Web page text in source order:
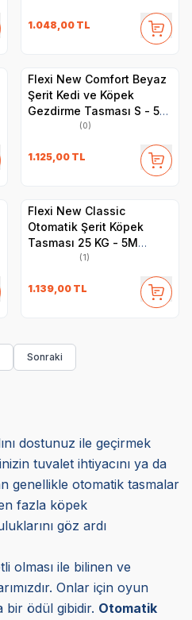
1.048,00 TL
Flexi New Comfort Beyaz
Şerit Kedi ve Köpek
Gezdirme Tasması S - 5M
(0)
1.125,00 TL
Flexi New Classic
Otomatik Şerit Köpek
Tasması 25 KG - 5M
Medium Siyah
(1)
1.139,00 TL
Sonraki
dostunuz ile geçirmek
tuvalet ihtiyacını ya da
genellikle otomatik tasmalar
fazla köpek
göz ardı
olması ile bilinen ve
Onlar için oyun
bir ödül gibidir. Otomatik